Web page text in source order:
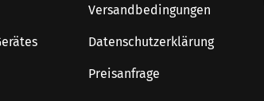
Versandbedingungen
Datenschutzerklärung
Preisanfrage